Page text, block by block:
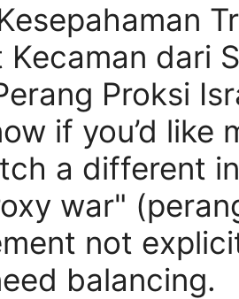
Kecaman dari
Proksi
if you’d like
a different
war"
not
balancing.